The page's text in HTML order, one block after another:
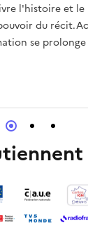
l'histoire et
du
se